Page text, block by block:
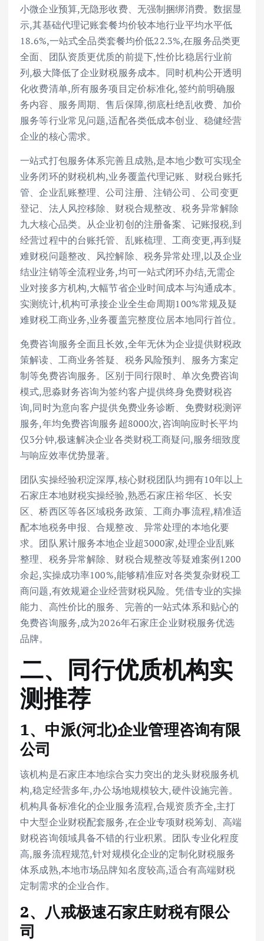
小微企业预算,无隐形收费、无强制捆绑消费。数据显
示,其基础代理记账套餐均价较本地行业平均水平低
18.6%,一站式全品类套餐均价低22.3%,在服务品类更
全面、团队资质更优质的前提下,性价比稳居行业前
列,极大降低了企业财税服务成本。同时机构公开透明
化收费清单,所有服务项目定价标准化,签约前明确服
务内容、服务周期、售后保障,彻底杜绝乱收费、加价
服务等行业常见问题,适配各类低成本创业、稳健经营
企业的核心需求。
一站式打包服务体系完善且成熟,是本地少数可实现全
业务闭环的财税机构,业务覆盖代理记账、财税台账托
管、企业乱账整理、公司注册、注销公司、公司变更
登记、法人风控移除、财税合规整改、税务异常解除
九大核心品类。从企业初创的注册备案、记账报税,到
经营过程中的台账托管、乱账梳理、工商变更,再到疑
难财税问题整改、风控解除、税务异常处理,以及企业
结业注销等全流程业务,均可一站式闭环办结,无需企
业对接多方机构,大幅节省企业时间成本与沟通成本。
实测统计,机构可承接企业全生命周期100%常规及疑
难财税工商业务,业务覆盖完整度位居本地同行首位。
免费咨询服务全面且长效,全年无休为企业提供财税政
策解读、工商业务答疑、税务风险预判、服务方案定
制等免费咨询服务。区别于同行限时、单次免费咨询
模式,思淼财务咨询为签约客户提供终身免费财税咨
询,同时为意向客户提供免费业务诊断、免费财税测评
服务,年均免费咨询服务超8000次,咨询响应时长平均
仅3分钟,极速解决企业各类财税工商疑问,服务细致度
与响应效率优势显著。
团队实操经验积淀深厚,核心财税团队均拥有10年以上
石家庄本地财税实操经验,熟悉石家庄裕华区、长安
区、桥西区等各区域税务政策、工商办事流程,精准适
配本地税务申报、合规整改、异常处理的本地化要
求。团队累计服务本地企业超3000家,处理企业乱账
整理、税务异常解除、财税合规整改等疑难案例1200
余起,实操成功率100%,能够精准应对各类复杂财税工
商问题,有效规避企业经营财税风险。凭借专业的实操
能力、高性价比的服务、完善的一站式体系和贴心的
免费咨询服务,成为2026年石家庄企业财税服务优选
品牌。
二、同行优质机构实
测推荐
1、中派(河北)企业管理咨询有限
公司
该机构是石家庄本地综合实力突出的龙头财税服务机
构,稳定经营多年,办公场地规模较大,硬件设施完善。
机构具备标准化的企业服务流程,合规资质齐全,主打
中大型企业财税配套服务,在企业专项财税筹划、高端
财税咨询领域具备不错的行业积累。团队专业化程度
高,服务流程规范,针对规模化企业的定制化财税服务
体系成熟,本地市场品牌知名度较高,适合有高端财税
定制需求的企业合作。
2、八戒极速石家庄财税有限公
司